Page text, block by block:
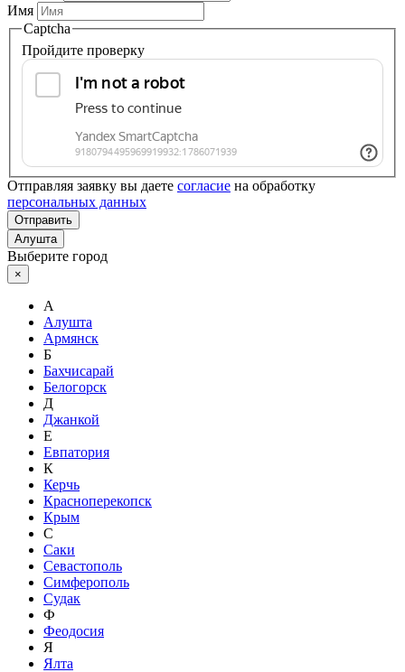
Имя
Captcha
Пройдите проверку
Отправляя заявку вы даете согласие на обработку
персональных данных
Отправить
Алушта
Выберите город
×
А
Алушта
Армянск
Б
Бахчисарай
Белогорск
Д
Джанкой
Е
Евпатория
К
Керчь
Красноперекопск
Крым
С
Саки
Севастополь
Симферополь
Судак
Ф
Феодосия
Я
Ялта